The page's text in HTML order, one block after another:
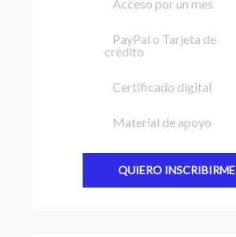
Acceso por un mes
PayPal o Tarjeta de
crédito
Certificado digital
Material de apoyo
QUIERO INSCRIBIRME